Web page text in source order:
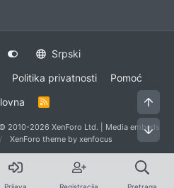
Srpski
Politika privatnosti
Pomoć
R
S
© 2010-2026 XenForo Ltd.
Media embeds
XenForo theme by xenfocus
Dno